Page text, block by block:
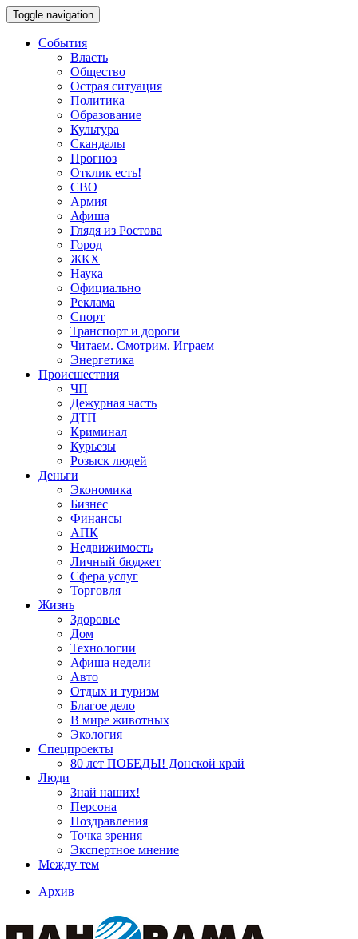
Toggle navigation
События
Власть
Общество
Острая ситуация
Политика
Образование
Культура
Скандалы
Прогноз
Отклик есть!
СВО
Армия
Афиша
Глядя из Ростова
Город
ЖКХ
Наука
Официально
Реклама
Спорт
Транспорт и дороги
Читаем. Смотрим. Играем
Энергетика
Происшествия
ЧП
Дежурная часть
ДТП
Криминал
Курьезы
Розыск людей
Деньги
Экономика
Бизнес
Финансы
АПК
Недвижимость
Личный бюджет
Сфера услуг
Торговля
Жизнь
Здоровье
Дом
Технологии
Афиша недели
Авто
Отдых и туризм
Благое дело
В мире животных
Экология
Спецпроекты
80 лет ПОБЕДЫ! Донской край
Люди
Знай наших!
Персона
Поздравления
Точка зрения
Экспертное мнение
Между тем
Архив